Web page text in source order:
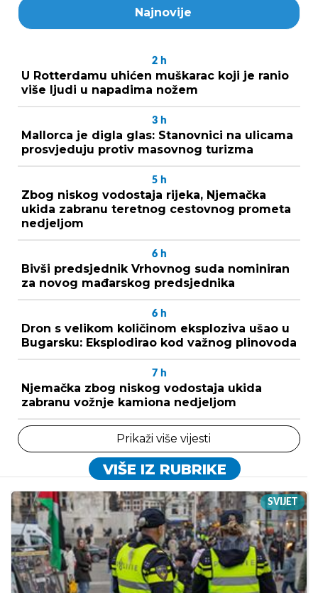
Najnovije
2 h
U Rotterdamu uhićen muškarac koji je ranio
više ljudi u napadima nožem
3 h
Mallorca je digla glas: Stanovnici na ulicama
prosvjeduju protiv masovnog turizma
5 h
Zbog niskog vodostaja rijeka, Njemačka
ukida zabranu teretnog cestovnog prometa
nedjeljom
6 h
Bivši predsjednik Vrhovnog suda nominiran
za novog mađarskog predsjednika
6 h
Dron s velikom količinom eksploziva ušao u
Bugarsku: Eksplodirao kod važnog plinovoda
7 h
Njemačka zbog niskog vodostaja ukida
zabranu vožnje kamiona nedjeljom
Prikaži više vijesti
VIŠE IZ RUBRIKE
SVIJET